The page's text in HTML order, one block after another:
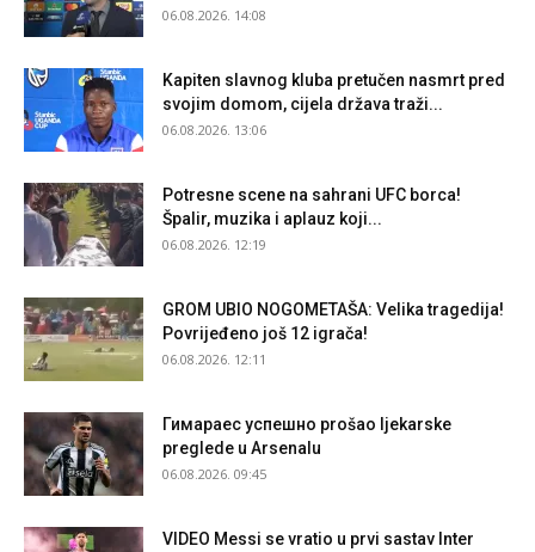
06.08.2026. 14:08
Kapiten slavnog kluba pretučen nasmrt pred
svojim domom, cijela država traži...
06.08.2026. 13:06
Potresne scene na sahrani UFC borca!
Špalir, muzika i aplauz koji...
06.08.2026. 12:19
GROM UBIO NOGOMETAŠA: Velika tragedija!
Povrijeđeno još 12 igrača!
06.08.2026. 12:11
Гимараеc успешно prošao ljekarske
preglede u Arsenalu
06.08.2026. 09:45
VIDEO Messi se vratio u prvi sastav Inter